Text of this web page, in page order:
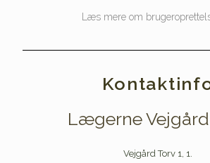
Læs mere om
Lægerne
Vejgård Torv 1, 1.